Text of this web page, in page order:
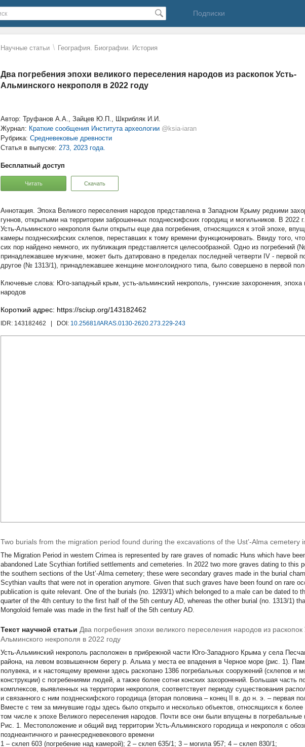
Подписки
Научные статьи \ География. Биографии. История
Два погребения эпохи великого переселения народов из раскопок Усть-
Альминского некрополя в 2022 году
Автор: Труфанов А.А., Зайцев Ю.П., Шкрибляк И.И.
Журнал: Краткие сообщения Института археологии @ksia-iaran
Рубрика: Средневековые древности
Статья в выпуске: 273, 2023 года.
Бесплатный доступ
Читать Скачать
Эпоха Великого переселения народов представлена в Западном Крыму редкими
гуннов, открытыми на территории заброшенных позднескифских городищ и могильников. В 2022
Усть-Альминского некрополя были открыты еще два погребения, относящихся к этой эпохе,
камеры позднескифских склепов, переставших к тому времени функционировать. Ввиду того,
сих пор найдено немного, их публикация представляется целесообразной. Одно из погребений
принадлежавшее мужчине, может быть датировано в пределах последней четверти IV - первой
другое (№ 1313/1), принадлежавшее женщине монголоидного типа, было совершено в первой
Юго-западный крым, усть-альминский некрополь, гуннские захоронения, эпоха
народов
Короткий адрес: https://sciup.org/143182462
IDR: 143182462 | DOI: 10.25681/IARAS.0130-2620.273.229-243
Two burials from the migration period found during the excavations of the Ust’-Alma cemetery
The Migration Period in western Crimea is represented by rare graves of nomadic Huns which have
abandoned Late Scythian fortified settlements and cemeteries. In 2022 two more graves dating to this
the southern sections of the Ust’-Alma cemetery; these were secondary graves made in the burial
Scythian vaults that were not in operation anymore. Given that such graves have been found on rare
publication is quite relevant. One of the burials (no. 1293/1) which belonged to a male can be dated to
quarter of the 4th century to the first half of the 5th century AD, whereas the other burial (no. 1313/1)
Mongoloid female was made in the first half of the 5th century AD.
Текст научной статьи Два погребения эпохи великого переселения народов из раскопок
Альминского некрополя в 2022 году
Усть-Альминский некрополь расположен в прибрежной части Юго-Западного Крыма у села
района, на левом возвышенном берегу р. Альма у места ее впадения в Черное море (рис. 1).
полувека, и к настоящему времени здесь раскопано 1386 погребальных сооружений (склепов и
конструкции) с погребениями людей, а также более сотни конских захоронений. Большая часть
комплексов, выявленных на территории некрополя, соответствует периоду существования
и связанного с ним позднескифского городища (вторая половина – конец II в. до н. э. – первая
Вместе с тем за минувшие годы здесь было открыто и несколько объектов, относящихся к
том числе к эпохе Великого переселения народов. Почти все они были впущены в погребальные
Рис. 1. Местоположение и общий вид территории Усть-Альминского городища и некрополя с
позднеантичного и раннесредневекового времени
1 – склеп 603 (погребение над камерой); 2 – склеп 635/1; 3 – могила 957; 4 – склеп 830/1;